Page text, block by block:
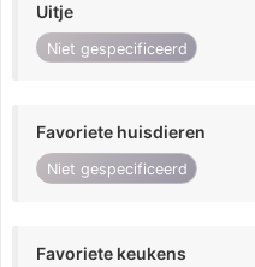
Uitje
Niet gespecificeerd
Favoriete huisdieren
Niet gespecificeerd
Favoriete keukens